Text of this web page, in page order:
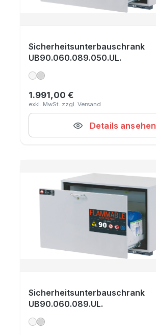
Sicherheitsunterbauschrank
UB90.060.089.050.UL.
Regulärer Preis:
1.991,00 €
Details ansehen
Sicherheitsunterbauschrank
UB90.060.089.UL.